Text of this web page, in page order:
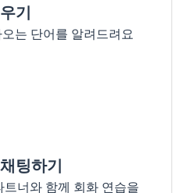
기
는 단어를 알려드려요
팅하기
트너와 함께 회화 연습을